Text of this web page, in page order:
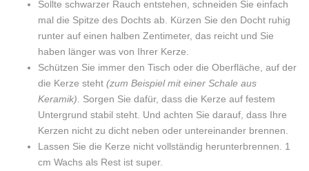
Sollte schwarzer Rauch entstehen, schneiden Sie einfach
mal die Spitze des Dochts ab. Kürzen Sie den Docht ruhig
runter auf einen halben Zentimeter, das reicht und Sie
haben länger was von Ihrer Kerze.
Schützen Sie immer den Tisch oder die Oberfläche, auf der
die Kerze steht (zum Beispiel mit einer Schale aus
Keramik) . Sorgen Sie dafür, dass die Kerze auf festem
Untergrund stabil steht. Und achten Sie darauf, dass Ihre
Kerzen nicht zu dicht neben oder untereinander brennen.
Lassen Sie die Kerze nicht vollständig herunterbrennen. 1
cm Wachs als Rest ist super.